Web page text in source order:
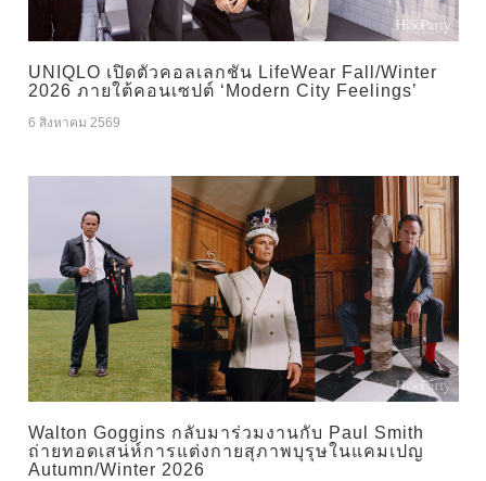
UNIQLO เปิดตัวคอลเลกชัน LifeWear Fall/Winter
2026 ภายใต้คอนเซปต์ ‘Modern City Feelings’
6 สิงหาคม 2569
Walton Goggins กลับมาร่วมงานกับ Paul Smith
ถ่ายทอดเสน่ห์การแต่งกายสุภาพบุรุษในแคมเปญ
Autumn/Winter 2026